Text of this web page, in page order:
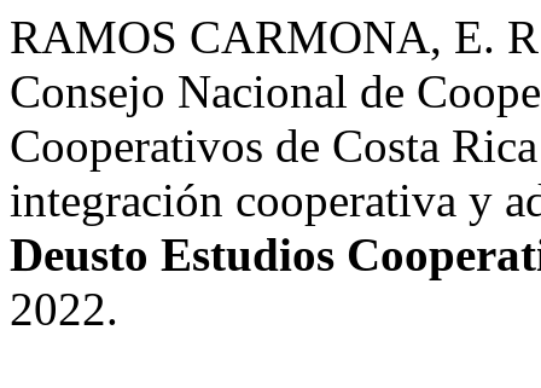
RAMOS CARMONA, E.
Consejo Nacional de
Cooperativos de Costa
integración cooperativa y
Deusto Estudios
2022.